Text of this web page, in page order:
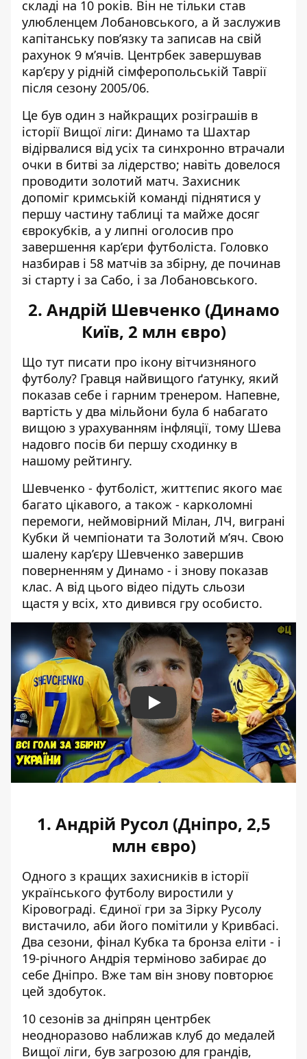
складі на 10 років. Він не тільки став
улюбленцем Лобановського, а й заслужив
капітанську пов’язку та записав на свій
рахунок 9 м’ячів. Центрбек завершував
кар’єру у рідній сімферопольській Таврії
після сезону 2005/06.
Це був один з найкращих розіграшів в
історії Вищої ліги: Динамо та Шахтар
відірвалися від усіх та синхронно втрачали
очки в битві за лідерство; навіть довелося
проводити золотий матч. Захисник
допоміг кримській команді піднятися у
першу частину таблиці та майже досяг
єврокубків, а у липні оголосив про
завершення кар’єри футболіста. Головко
назбирав і 58 матчів за збірну, де починав
зі старту і за Сабо, і за Лобановського.
2. Андрій Шевченко (Динамо
Київ, 2 млн євро)
Що тут писати про ікону вітчизняного
футболу? Гравця найвищого ґатунку, який
показав себе і гарним тренером. Напевне,
вартість у два мільйони була б набагато
вищою з урахуванням інфляції, тому Шева
надовго посів би першу сходинку в
нашому рейтингу.
Шевченко - футболіст, життєпис якого має
багато цікавого, а також - карколомні
перемоги, неймовірний Мілан, ЛЧ, виграні
Кубки й чемпіонати та Золотий м’яч. Свою
шалену кар’єру Шевченко завершив
поверненням у Динамо - і знову показав
клас. А від цього відео підуть сльози
щастя у всіх, хто дивився гру особисто.
Play
1. Андрій Русол (Дніпро, 2,5
млн євро)
Одного з кращих захисників в історії
українського футболу виростили у
Кіровограді. Єдиної гри за Зірку Русолу
вистачило, аби його помітили у Кривбасі.
Два сезони, фінал Кубка та бронза еліти - і
19-річного Андрія терміново забирає до
себе Дніпро. Вже там він знову повторює
цей здобуток.
10 сезонів за дніпрян центрбек
неодноразово наближав клуб до медалей
Вищої ліги, був загрозою для грандів,